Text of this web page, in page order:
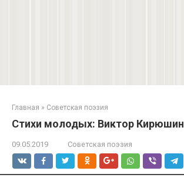
Главная » Советская поэзия
Стихи молодых: Виктор Кирюшин
09.05.2019 Советская поэзия